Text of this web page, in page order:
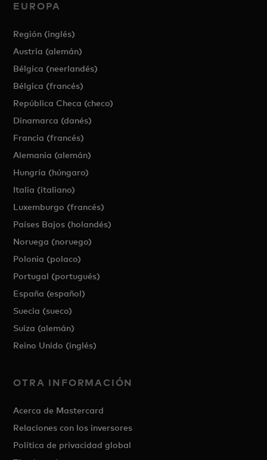
EUROPA
Región (inglés)
Austria (alemán)
Bélgica (neerlandés)
Bélgica (francés)
República Checa (checo)
Dinamarca (danés)
Francia (francés)
Alemania (alemán)
Hungría (húngaro)
Italia (italiano)
Luxemburgo (francés)
Países Bajos (holandés)
Noruega (noruego)
Polonia (polaco)
Portugal (portugués)
España (español)
Suecia (sueco)
Suiza (alemán)
Reino Unido (inglés)
OTRA INFORMACIÓN
Acerca de Mastercard
Relaciones con los inversores
Política de privacidad global